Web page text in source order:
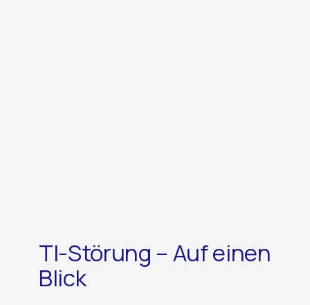
TI-Störung – Auf einen
Blick